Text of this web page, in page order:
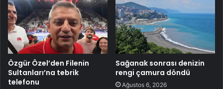
Özgür Özel’den Filenin
Sultanları’na tebrik
telefonu
Sağanak sonrası denizin
rengi çamura döndü
Ağustos 6, 2026